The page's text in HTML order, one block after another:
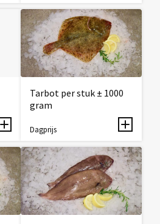
Tarbot per stuk ± 1000
gram
Dagprijs